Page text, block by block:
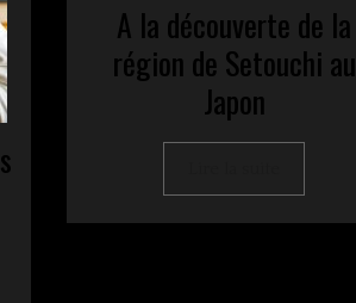
A la découverte de la
région de Setouchi au
Japon